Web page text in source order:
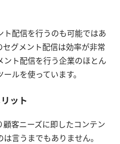
ト配信を行うのも可能ではあ
セグメント配信は効率が非常
ント配信を行う企業のほとん
ルを使っています。
ット
客ニーズに即したコンテン
言うまでもありません。